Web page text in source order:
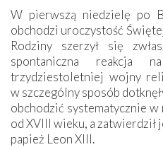
W pierwszą niedzielę po
obchodzi uroczystość
Rodziny szerzył się
spontaniczna reakcja
trzydziestoletniej wojny
w szczególny sposób
obchodzić systematycznie
od XVIII wieku, a
papież Leon XIII.